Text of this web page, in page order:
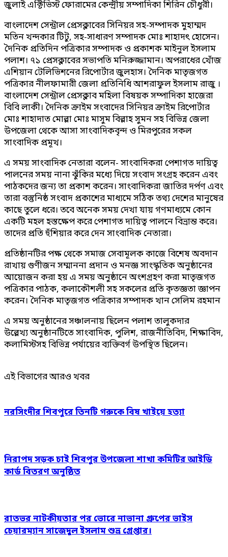
জুলাই এক্টিভিস্ট ফোরামের কেন্দ্রীয় সম্পাদিকা শিরিন চৌধুরী।
বাংলাদেশ সেন্ট্রাল প্রেসক্লাবের সিনিয়র সহ-সম্পাদক মুহাম্মদ
মতিন খন্দকার টিটু, সহ-সাধারণ সম্পাদক মোঃ শাহাদৎ হোসেন।
দৈনিক প্রতিদিন পত্রিকার সম্পাদক ও প্রকাশক মাইনুল ইসলাম
পলাশ। ৭১ প্রেসক্লাবের সভাপতি মনিরুজ্জামান। অপরাধের খোঁজ
এশিয়ান টেলিভিশনের রিপোর্টার জুলহাস। দৈনিক মাতৃজগত
পত্রিকার নীলফামারী জেলা প্রতিনিধি আশরাফুল ইসলাম রাজু ।
বাংলাদেশ সেন্ট্রাল প্রেসক্লাব মহিলা বিষয়ক সম্পাদিকা হাজেরা
বিবি লাকী। দৈনিক ক্রাইম সংবাদের সিনিয়র ক্রাইম রিপোর্টার
মোঃ শাহাদাত মোল্লা মোঃ মাসুম বিল্লাহ সুমন সহ বিভিন্ন জেলা
উপজেলা থেকে আসা সাংবাদিকবৃন্দ ও মিরপুরের সকল
সাংবাদিক প্রমূখ।
এ সময় সাংবাদিক নেতারা বলেন- সাংবাদিকরা পেশাগত দায়িত্ব
পালনের সময় নানা ঝুঁকির মধ্যে দিয়ে সংবাদ সংগ্রহ করেন এবং
পাঠকদের জন্য তা প্রকাশ করেন। সাংবাদিকরা জাতির দর্পণ এবং
তারা বস্তুনিষ্ঠ সংবাদ প্রকাশের মাধ্যমে সঠিক তথ্য দেশের মানুষের
কাছে তুলে ধরে। তবে অনেক সময় দেখা যায় গণমাধ্যমে কোন
একটি মহল হস্তক্ষেপ করে পেশাগত দায়িত্ব পালনে বিভ্রান্ত করে।
তাদের প্রতি হুঁশিয়ার করে দেন সাংবাদিক নেতারা।
প্রতিষ্ঠানটির পক্ষ থেকে সমাজ সেবামূলক কাজে বিশেষ অবদান
রাখায় গুণীজন সম্মাননা প্রদান ও মনজ্ঞ সাংস্কৃতিক অনুষ্ঠানের
আয়োজন করা হয় এ সময় অনুষ্ঠানে অংশগ্রহণ করা মাতৃজগত
পত্রিকার পাঠক, কলাকৌশলী সহ সকলের প্রতি কৃতজ্ঞতা জ্ঞাপন
করেন। দৈনিক মাতৃজগত পত্রিকার সম্পাদক খান সেলিম রহমান
এ সময় অনুষ্ঠানের সঞ্চালনায় ছিলেন পলাশ তালুকদার
উল্লেখ্য অনুষ্ঠানটিতে সাংবাদিক, পুলিশ, রাজনীতিবিদ, শিক্ষাবিদ,
কলামিস্টসহ বিভিন্ন পর্যায়ের ব্যক্তিবর্গ উপস্থিত ছিলেন।
এই বিভাগের আরও খবর
নরসিংদীর শিবপুরে তিনটি গরুকে বিষ খাইয়ে হত্যা
নিরাপদ সড়ক চাই শিবপুর উপজেলা শাখা কমিটির আইডি
কার্ড বিতরণ অনুষ্ঠিত
রাতভর নাটকীয়তার পর ভোরে নাভানা গ্রুপের ভাইস
চেয়ারম্যান সাজেদুল ইসলাম শুভ্র গ্রেপ্তার।